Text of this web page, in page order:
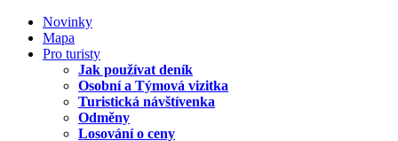
Novinky
Mapa
Pro turisty
Jak používat deník
Osobní a Týmová vizitka
Turistická návštívenka
Odměny
Losování o ceny